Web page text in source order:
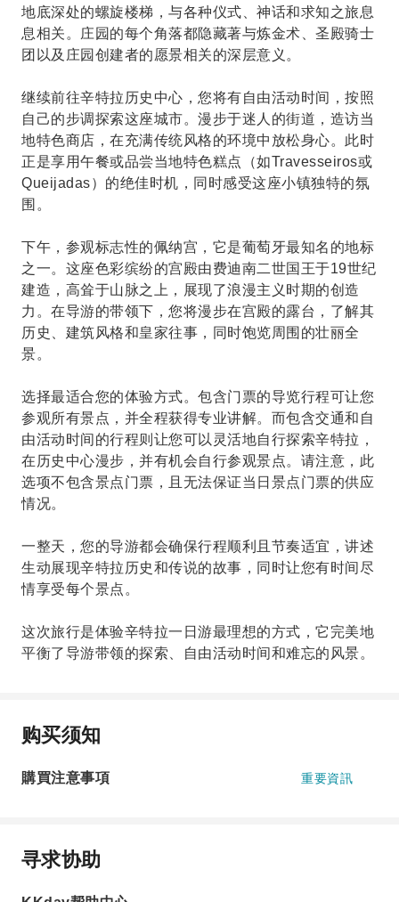
地底深处的螺旋楼梯，与各种仪式、神话和求知之旅息
息相关。庄园的每个角落都隐藏著与炼金术、圣殿骑士
团以及庄园创建者的愿景相关的深层意义。
继续前往辛特拉历史中心，您将有自由活动时间，按照
自己的步调探索这座城市。漫步于迷人的街道，造访当
地特色商店，在充满传统风格的环境中放松身心。此时
正是享用午餐或品尝当地特色糕点（如Travesseiros或
Queijadas）的绝佳时机，同时感受这座小镇独特的氛
围。
下午，参观标志性的佩纳宫，它是葡萄牙最知名的地标
之一。这座色彩缤纷的宫殿由费迪南二世国王于19世纪
建造，高耸于山脉之上，展现了浪漫主义时期的创造
力。在导游的带领下，您将漫步在宫殿的露台，了解其
历史、建筑风格和皇家往事，同时饱览周围的壮丽全
景。
选择最适合您的体验方式。包含门票的导览行程可让您
参观所有景点，并全程获得专业讲解。而包含交通和自
由活动时间的行程则让您可以灵活地自行探索辛特拉，
在历史中心漫步，并有机会自行参观景点。请注意，此
选项不包含景点门票，且无法保证当日景点门票的供应
情况。
一整天，您的导游都会确保行程顺利且节奏适宜，讲述
生动展现辛特拉历史和传说的故事，同时让您有时间尽
情享受每个景点。
这次旅行是体验辛特拉一日游最理想的方式，它完美地
平衡了导游带领的探索、自由活动时间和难忘的风景。
购买须知
購買注意事項 重要資訊
寻求协助